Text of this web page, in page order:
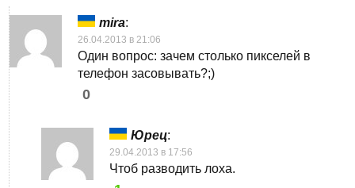
mira:
26.04.2013 в 21:06
Один вопрос: зачем столько пикселей в
телефон засовывать?;)
0
Юрец:
29.04.2013 в 17:56
Чтоб разводить лоха.